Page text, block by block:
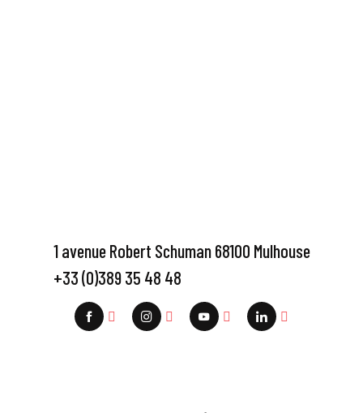
1 avenue Robert Schuman 68100 Mulhouse
+33 (0)389 35 48 48